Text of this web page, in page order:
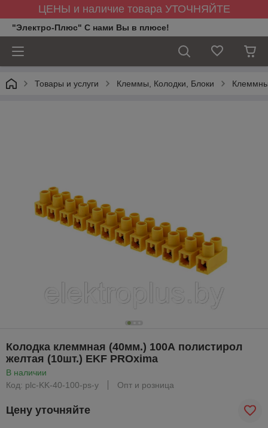
ЦЕНЫ и наличие товара УТОЧНЯЙТЕ
"Электро-Плюс" С нами Вы в плюсе!
Товары и услуги Клеммы, Колодки, Блоки
Колодка клеммная (40мм.) 100А полистирол
желтая (10шт.) EKF PROxima
В наличии
Код: plc-KK-40-100-ps-y
Опт и розница
Цену уточняйте